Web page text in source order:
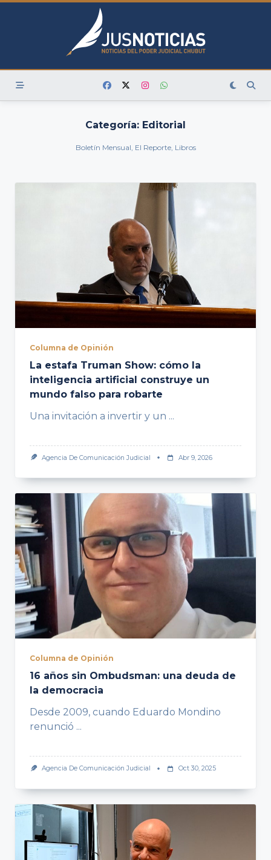
Skip
Categoría: Editorial
Boletín Mensual, El Reporte, Libros
Columna de Opinión
La estafa Truman Show: cómo la
inteligencia artificial construye un
mundo falso para robarte
Una invitación a invertir y un ...
Agencia De Comunicación Judicial Abr 9, 2026
Columna de Opinión
16 años sin Ombudsman: una deuda de
la democracia
Desde 2009, cuando Eduardo Mondino
renunció ...
Agencia De Comunicación Judicial Oct 30, 2025